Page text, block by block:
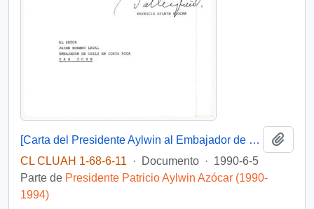
[Carta del Presidente Aylwin al Embajador de Chile en Costa Rica, agradeciendo palabras de afecto].
CL CLUAH 1-68-6-11
· Documento · 1990-6-5
Parte de Presidente Patricio Aylwin Azócar (1990-
1994)